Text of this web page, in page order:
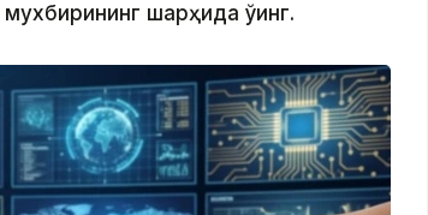
мухбирининг шарҳида ўқинг.